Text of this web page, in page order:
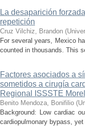
La desaparición
repetición
Cruz Vilchiz, Brandon (
For several years, Mexico
counted in thousands. This
Factores asociados a
sometidos a cirugía
Regional ISSSTE
Benito Mendoza, Bonifilio (
Background: Low cardiac
cardiopulmonary bypass,